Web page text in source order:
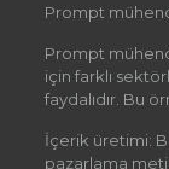
Prompt
Prompt
için farklı
faydalıdır. Bu
İçerik üretimi:
pazarlama